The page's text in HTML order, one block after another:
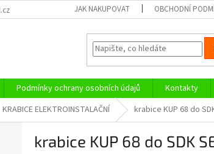
JAK NAKUPOVAT OBCHODNÍ
Podmínky ochrany osobních údajů Kontakty
KRABICE ELEKTROINSTALAČNÍ krabice KUP 68 do
krabice KUP 68 do SDK